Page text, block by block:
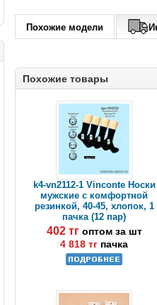
Похожие модели
Похожие товары
k4-vn2112-1 Vinconte Носки
мужские с комфортной
резинкой, 40-45, хлопок, 1
пачка (12 пар)
402 тг оптом за шт
4 818 тг пачка